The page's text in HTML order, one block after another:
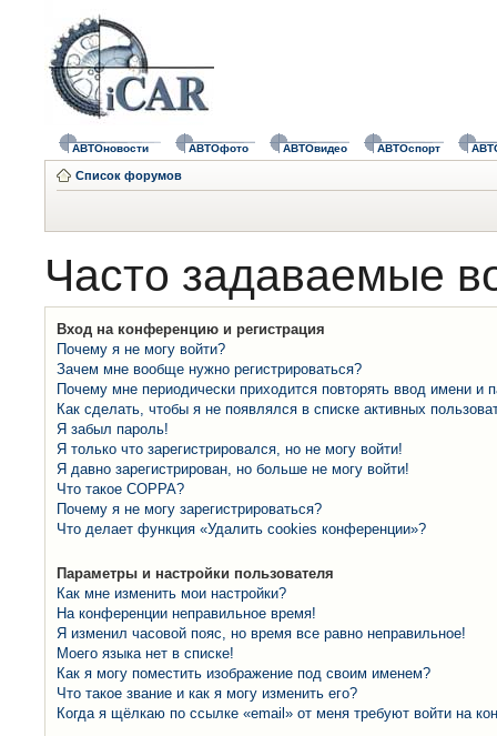
АВТОновости АВТОфото АВТОвидео АВТОспорт
Список форумов
Часто задаваемые
Вход на конференцию и регистрация
Почему я не могу войти?
Зачем мне вообще нужно регистрироваться?
Почему мне периодически приходится повторять ввод имени и
Как сделать, чтобы я не появлялся в списке активных
Я забыл пароль!
Я только что зарегистрировался, но не могу войти!
Я давно зарегистрирован, но больше не могу войти!
Что такое COPPA?
Почему я не могу зарегистрироваться?
Что делает функция «Удалить cookies конференции»?
Параметры и настройки пользователя
Как мне изменить мои настройки?
На конференции неправильное время!
Я изменил часовой пояс, но время все равно неправильное!
Моего языка нет в списке!
Как я могу поместить изображение под своим именем?
Что такое звание и как я могу изменить его?
Когда я щёлкаю по ссылке «email» от меня требуют войти на